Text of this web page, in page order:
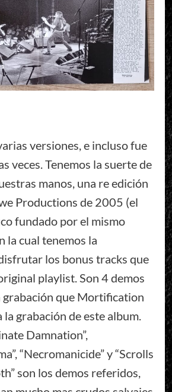
versiones, e incluso fue
veces. Tenemos la suerte de
manos, una re edición
Productions de 2005 (el
fundado por el mismo
la cual tenemos la
los bonus tracks que
playlist. Son 4 demos
grabación que Mortification
grabación de este album.
Damnation”,
“Necromanicide” y “Scrolls
son los demos referidos,